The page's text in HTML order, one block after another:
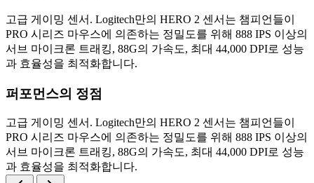
고급 게이밍 센서. Logitech만의 HERO 2 센서는 챔피언들이
PRO 시리즈 마우스에 의존하는 정밀도를 위해 888 IPS 이상의
서브 마이크론 트래킹, 88G의 가속도, 최대 44,000 DPI로 성능
과 효율성을 최적화합니다.
퍼포먼스의 정점
고급 게이밍 센서. Logitech만의 HERO 2 센서는 챔피언들이
PRO 시리즈 마우스에 의존하는 정밀도를 위해 888 IPS 이상의
서브 마이크론 트래킹, 88G의 가속도, 최대 44,000 DPI로 성능
과 효율성을 최적화합니다.